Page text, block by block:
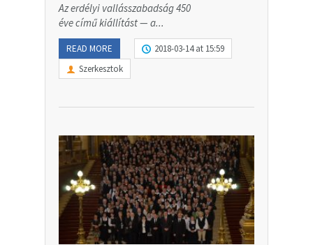
Az erdélyi vallásszabadság 450
éve című kiállítást — a...
READ MORE
2018-03-14 at 15:59
Szerkesztok